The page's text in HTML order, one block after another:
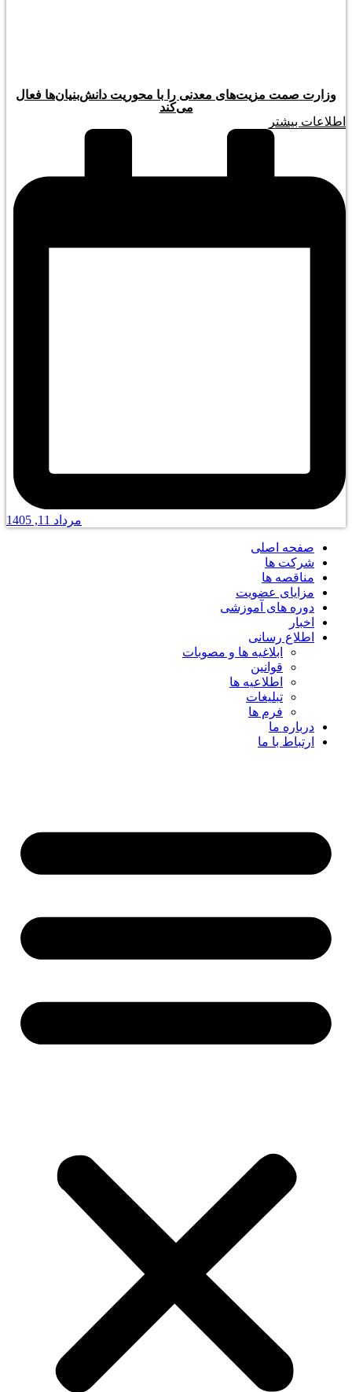
وزارت صمت مزیت‌های معدنی را با محوریت دانش‌بنیان‌ها فعال
می‌کند
اطلاعات بیشتر
مرداد 11, 1405
صفحه اصلی
شرکت ها
مناقصه ها
مزایای عضویت
دوره های آموزشی
اخبار
اطلاع رسانی
ابلاغیه ها و مصوبات
قوانین
اطلاعیه ها
تبلیغات
فرم ها
درباره ما
ارتباط با ما